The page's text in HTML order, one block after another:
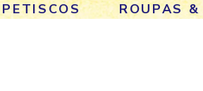
PETISCOS
ROUPAS